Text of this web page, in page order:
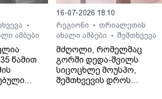
•
ამბები
წამით
16-07-2026 18:10
რეგიონი
• თრიალეთის
ახალი ამბები
• შემთხვევა
მძღოლი, რომელმაც
გორში დედა-შვილს
სიცოცხლე მოუსპო,
შემთხვევის დროს